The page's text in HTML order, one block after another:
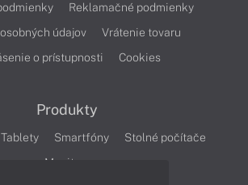
Reklamačné podmienky
údajov
Vrátenie tovaru
o prístupnosti
Cookies
Produkty
Tablety Smartfóny
Stolné počítače
Monitory